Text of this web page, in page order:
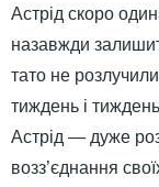
Астрід скоро
назавжди
тато не
тиждень і
Астрід — дуже
возз’єднання